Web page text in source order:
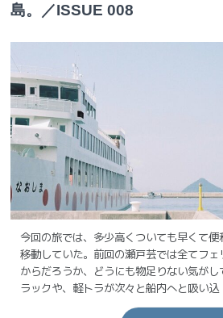
島。／ISSUE 008
今回の旅では、多少高くついても早くて
移動していた。前回の瀬戸芸では全てフ
からだろうか、どうにも物足りない気が
ラックや、軽トラが次々と船内へと吸い